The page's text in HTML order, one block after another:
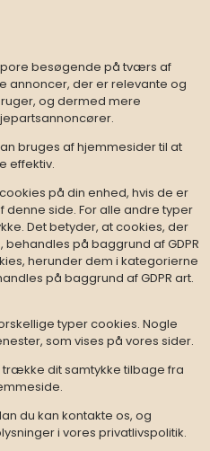
besøgende på tværs af
annoncer, der er relevante og
og dermed mere
bruges af hjemmesider til at
effektiv.
på din enhed, hvis de er
side. For alle andre typer
Det betyder, at cookies, der
på baggrund af GDPR
herunder dem i kategorierne
på baggrund af GDPR art.
typer cookies. Nogle
som vises på vores sider.
dit samtykke tilbage fra
du kan kontakte os, og
i vores privatlivspolitik.